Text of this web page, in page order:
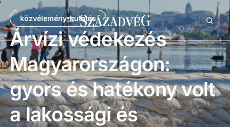
közvélemény-kutatás
Árvízi védekezés
Magyarországon:
gyors és hatékony volt
a lakossági és